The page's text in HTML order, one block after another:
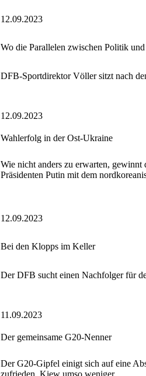
12.09.2023
Wo die Parallelen zwischen Politik
DFB-Sportdirektor Völler sitzt nach
12.09.2023
Wahlerfolg in der Ost-Ukraine
Wie nicht anders zu erwarten,
Präsidenten Putin mit dem
12.09.2023
Bei den Klopps im Keller
Der DFB sucht einen Nachfolger für
11.09.2023
Der gemeinsame G20-Nenner
Der G20-Gipfel einigt sich auf eine